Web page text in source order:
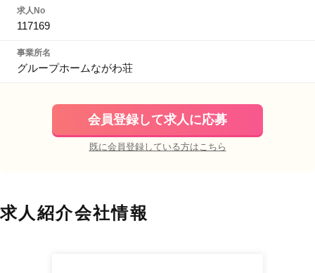
求人No
117169
事業所名
グループホームながわ荘
会員登録して求人に応募
既に会員登録している方はこちら
求人紹介会社情報